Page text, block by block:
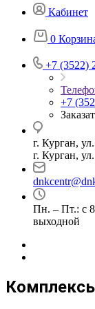
Кабинет
0
+7 (3522)
+7
г. Курган,
г. Курган,
Пн. – Пт.: с
выходной